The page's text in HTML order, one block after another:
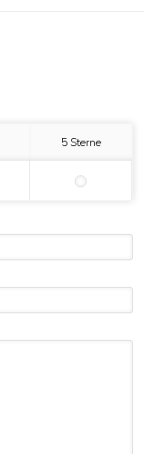
5 Sterne